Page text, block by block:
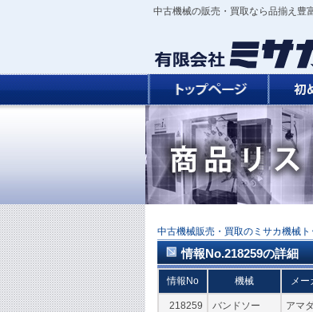
中古機械の販売・買取なら品揃え
中古機械販売・買取のミサカ機械ト
情報No.218259の詳細
情報No 機械 メー
218259 バンドソー アマ